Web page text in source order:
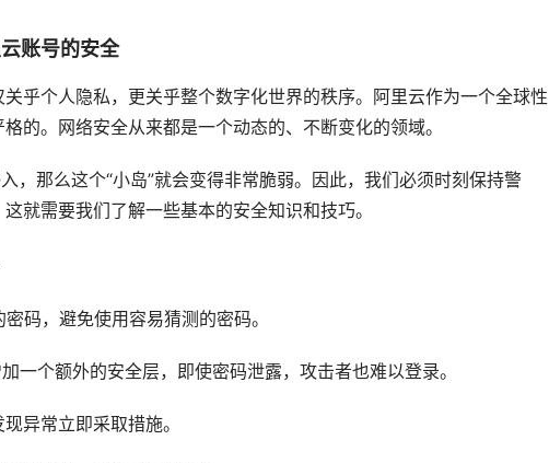
账号的安全
乎个人隐私，更关乎整个数字化世界的秩序。阿里云作为一个全球性
的。网络安全从来都是一个动态的、不断变化的领域。
，那么这个“小岛”就会变得非常脆弱。因此，我们必须时刻保持警
就需要我们了解一些基本的安全知识和技巧。
码，避免使用容易猜测的密码。
一个额外的安全层，即使密码泄露，攻击者也难以登录。
异常立即采取措施。